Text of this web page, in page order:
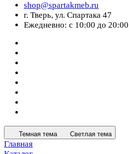
shop@spartakmeb.ru
г. Тверь, ул. Спартака 47
Ежедневно: с 10:00 до 20:00
Темная тема Светлая тема
Главная